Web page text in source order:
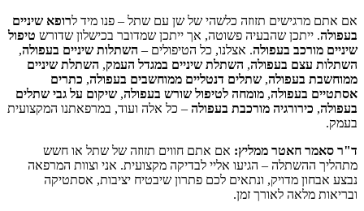
אם אתם מרגישים תזוזה כלשהי של שן עם שתל – פנו מיד לרופא שיניים
בעפולה. ייתכן שהבעיה פשוטה, אך ייתכן שמדובר בכישלון שדורש טיפול
שיניים מורכב בעפולה. אצלנו, כל הטיפולים – השתלות שיניים בעפולה,
השתלות עצם בעפולה, השתלת שיניים במגדל העמק, השתלת שיניים
ממוחשבת בעפולה, שתלים דנטליים ממוחשבים בעפולה, כתרים
אסתטיים בעפולה, מומחה לטיפול שורש בעפולה, שיקום על גבי שתלים
בעפולה, כירורגיה מורכבת בעפולה – כל אלה ועוד, במרפאתנו המקצועית
בעמק.
ד"ר סאמר חאטר ממליץ: אם אתם חווים תזוזה של שתל או חשש
מתהליך ההשתלה – הגיעו אליי לבדיקה מקצועית. אני וצוות המרפאה
נבצע אבחון מדויק, ונתאים לכם פתרון שיבטיח יציבות, אסתטיקה
ובריאות מלאה לאורך זמן.